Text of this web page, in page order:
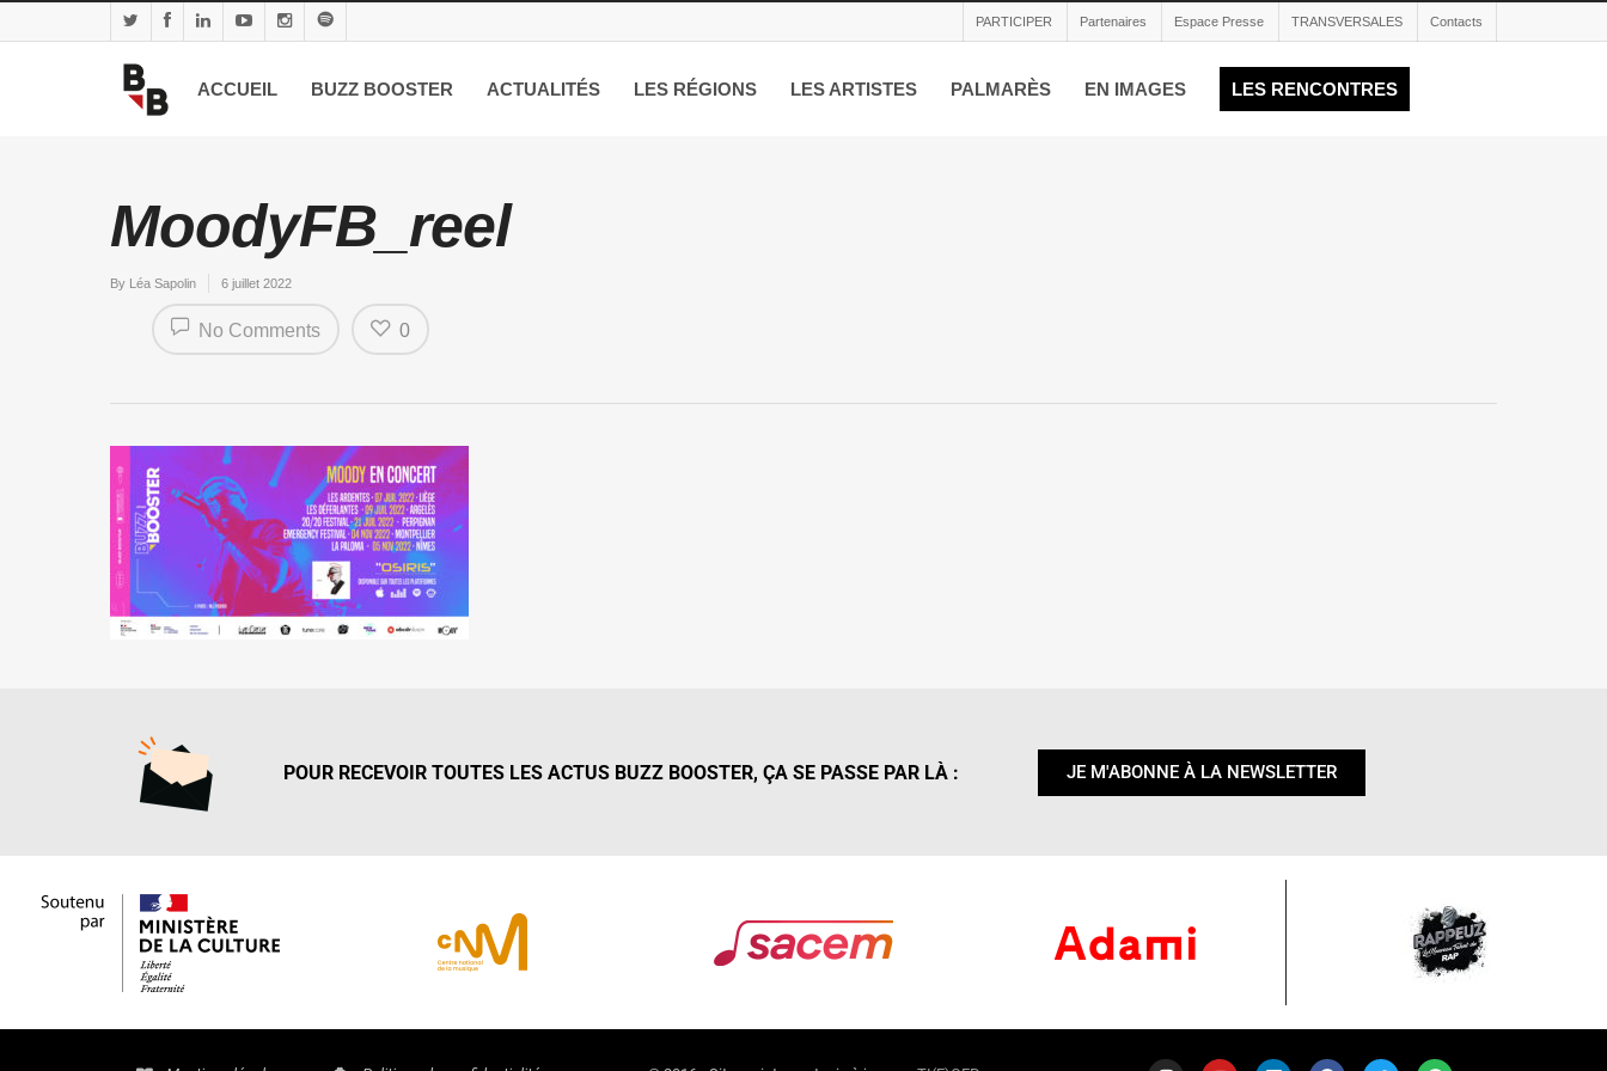
PARTICIPER Partenaires Espace Presse TRANSVERSALES Contacts
ACCUEIL BUZZ BOOSTER ACTUALITÉS LES RÉGIONS LES ARTISTES PALMARÈS EN IMAGES LES RENCONTRES
MoodyFB_reel
By Léa Sapolin 6 juillet 2022
No Comments 0
POUR RECEVOIR TOUTES LES ACTUS BUZZ BOOSTER, ÇA SE PASSE PAR LÀ : JE M'ABONNE À LA NEWSLETTER